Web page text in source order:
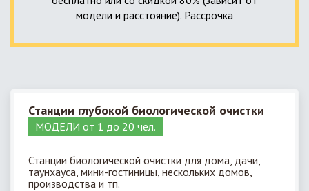
модели и расстояние). Рассрочка
Станции глубокой биологической очистки
МОДЕЛИ от 1 до 20 чел.
Станции биологической очистки для дома, дачи,
таунхауса, мини-гостиницы, нескольких домов,
производства и тп.